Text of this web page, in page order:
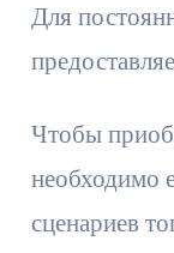
Для
Чтобы
необходимо
сценариев